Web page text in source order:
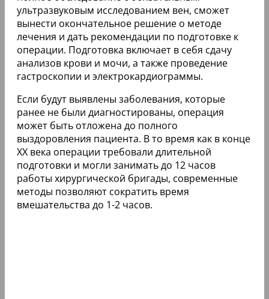
ультразвуковым исследованием вен, сможет
вынести окончательное решение о методе
лечения и дать рекомендации по подготовке к
операции. Подготовка включает в себя сдачу
анализов крови и мочи, а также проведение
гастроскопии и электрокардиограммы.
Если будут выявлены заболевания, которые
ранее не были диагностированы, операция
может быть отложена до полного
выздоровления пациента. В то время как в конце
XX века операции требовали длительной
подготовки и могли занимать до 12 часов
работы хирургической бригады, современные
методы позволяют сократить время
вмешательства до 1-2 часов.